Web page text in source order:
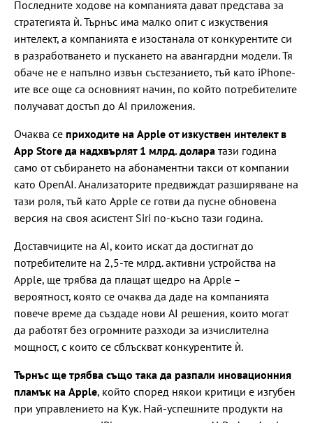
Последните ходове на компанията дават представа за
стратегията ѝ. Търнъс има малко опит с изкуствения
интелект, а компанията е изостанала от конкурентите си
в разработването и пускането на авангардни модели. Тя
обаче не е напълно извън състезанието, тъй като iPhone-
ите все още са основният начин, по който потребителите
получават достъп до AI приложения.
Очаква се приходите на Apple от изкуствен интелект в
App Store да надхвърлят 1 млрд. долара тази година
само от събирането на абонаментни такси от компании
като OpenAI. Анализаторите предвиждат разширяване на
тази роля, тъй като Apple се готви да пусне обновена
версия на своя асистент Siri по-късно тази година.
Доставчиците на AI, които искат да достигнат до
потребителите на 2,5-те млрд. активни устройства на
Apple, ще трябва да плащат щедро на Apple –
вероятност, която се очаква да даде на компанията
повече време да създаде нови AI решения, които могат
да работят без огромните разходи за изчислителна
мощност, с които се сблъскват конкурентите ѝ.
Търнъс ще трябва също така да разпали иновационния
пламък на Apple, който според някои критици е изгубен
при управлението на Кук. Най-успешните продукти на